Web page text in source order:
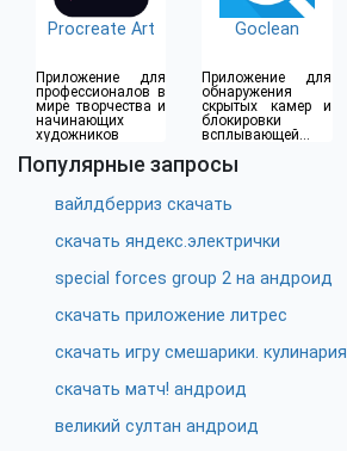
Procreate Art
Приложение для
профессионалов в
мире творчества и
начинающих
художников
Goclean
Приложение для
обнаружения
скрытых камер и
блокировки
всплывающей
Популярные запросы
вайлдберриз скачать
скачать яндекс.электрички
special forces group 2 на андроид
скачать приложение литрес
скачать игру смешарики. кулинария
скачать матч! андроид
великий султан андроид